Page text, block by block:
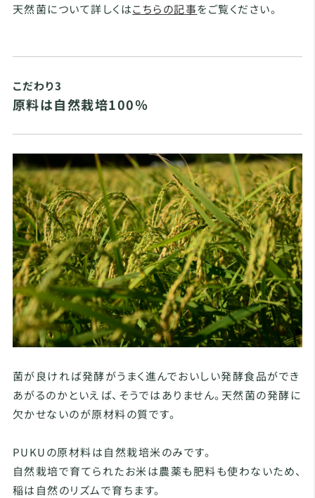
天然菌について詳しくはこちらの記事をご覧ください。
こだわり3
原料は自然栽培100％
菌が良ければ発酵がうまく進んでおいしい発酵食品ができ
あがるのかといえば、そうではありません。天然菌の発酵に
欠かせないのが原材料の質です。
PUKUの原材料は自然栽培米のみです。
自然栽培で育てられたお米は農薬も肥料も使わないため、
稲は自然のリズムで育ちます。